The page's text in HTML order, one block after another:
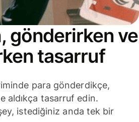
gönderirken ve
tasarruf
para gönderdikçe,
aldıkça tasarruf edin.
istediğiniz anda tek bir